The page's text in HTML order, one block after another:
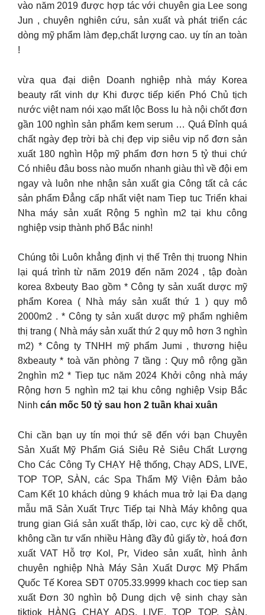
vào năm 2019 được hợp tác với chuyên gia Lee song
Jun , chuyên nghiên cứu, sản xuất và phát triển các
dòng mỹ phẩm làm đẹp,chất lượng cao. uy tín an toàn
!
vừa qua đại diện Doanh nghiệp nhà máy Korea
beauty rất vinh dự Khi được tiếp kiến Phó Chủ tịch
nước việt nam nói xạo mất lộc Boss Iu hà nội chốt đơn
gần 100 nghìn sản phẩm kem serum … Quá Đỉnh quá
chất ngày đẹp trời bà chị đẹp vip siêu vip nổ đơn sản
xuất 180 nghìn Hộp mỹ phẩm đơn hơn 5 tỷ thui chứ
Có nhiêu đâu boss nào muốn nhanh giàu thì về đội em
ngay và luôn nhe nhận sản xuất gia Công tất cả các
sản phẩm Đẳng cấp nhất việt nam Tiep tuc Triển khai
Nha máy sản xuất Rộng 5 nghìn m2 tại khu công
nghiệp vsip thành phố Bắc ninh!
Chúng tôi Luôn khẳng định vị thế Trên thị truong Nhin
lại quá trình từ năm 2019 đến năm 2024 , tập đoàn
korea 8xbeuty Bao gồm * Công ty sản xuất dược mỹ
phẩm Korea ( Nhà máy sản xuất thứ 1 ) quy mô
2000m2 . * Công ty sản xuất dược mỹ phẩm nghiêm
thị trang ( Nhà máy sản xuất thứ 2 quy mô hơn 3 nghìn
m2) * Công ty TNHH mỹ phẩm Jumi , thương hiệu
8xbeauty * toà văn phòng 7 tầng : Quy mô rộng gần
2nghìn m2 * Tiep tục năm 2024 Khởi công nhà máy
Rộng hơn 5 nghìn m2 tại khu công nghiệp Vsip Bắc
Ninh cán mốc 50 tỷ sau hon 2 tuần khai xuân
Chi cần bạn uy tín mọi thứ sẽ đến với bạn Chuyên
Sản Xuất Mỹ Phẩm Giá Siêu Rẻ Siêu Chất Lượng
Cho Các Công Ty CHẠY Hệ thống, Chạy ADS, LIVE,
TOP TOP, SÀN, các Spa Thẩm Mỹ Viện Đảm bảo
Cam Kết 10 khách dùng 9 khách mua trở lại Đa dạng
mẫu mã Sản Xuất Trực Tiếp tại Nhà Máy không qua
trung gian Giá sản xuất thấp, lời cao, cực kỳ dễ chốt,
không cần tư vấn nhiều Hàng đầy đủ giấy tờ, hoá đơn
xuất VAT Hỗ trợ Kol, Pr, Video sản xuất, hình ảnh
chuyên nghiệp Nhà Máy Sản Xuất Dược Mỹ Phẩm
Quốc Tế Korea SĐT 0705.33.9999 khach coc tiep san
xuất Đơn 30 nghìn bộ Dung dịch vệ sinh chạy sàn
tiktiok HÀNG CHẠY ADS, LIVE, TOP TOP, SÀN,